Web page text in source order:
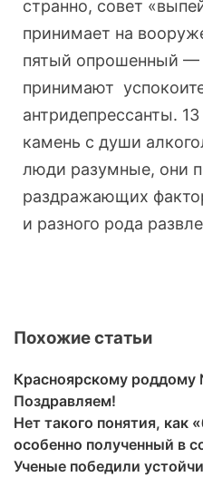
странно, совет
принимает на
пятый опрошенный —
принимают
антридепрессанты.
камень с души
люди разумные, они
раздражающих
и разного рода
Похожие статьи
Красноярскому роддому
Поздравляем!
Нет такого понятия, как
особенно полученный в
Ученые победили